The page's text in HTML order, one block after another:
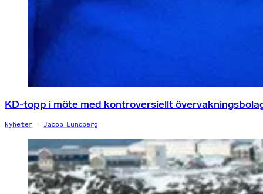
KD-topp i möte med kontroversiellt
Nyheter Jacob Lundberg